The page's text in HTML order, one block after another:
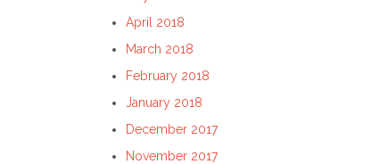
April 2018
March 2018
February 2018
January 2018
December 2017
November 2017